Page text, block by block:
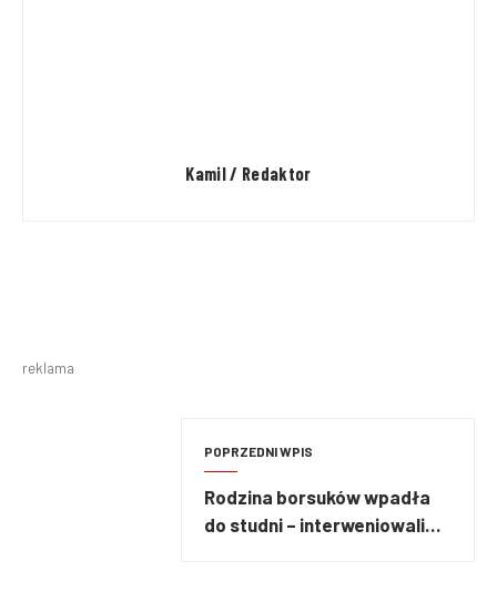
Kamil / Redaktor
reklama
POPRZEDNI WPIS
Rodzina borsuków wpadła
do studni – interweniowali